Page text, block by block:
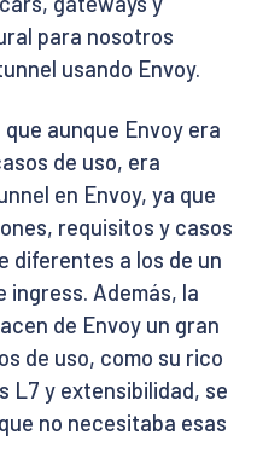
para nosotros
usando Envoy.
aunque Envoy era
de uso, era
en Envoy, ya que
requisitos y casos
diferentes a los de un
ingress. Además, la
de Envoy un gran
de uso, como su rico
y extensibilidad, se
no necesitaba esas